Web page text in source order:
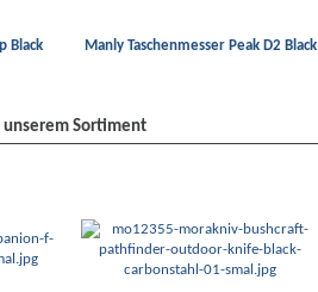
Black
Manly Taschenmesser Peak D2 Black
Sortiment